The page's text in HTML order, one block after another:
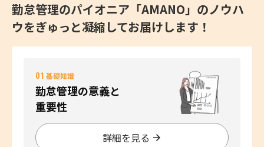
勤怠管理のパイオニア「AMANO」のノウハ
ウをぎゅっと凝縮してお届けします！
01 基礎知識
勤怠管理の意義と
重要性
詳細を見る